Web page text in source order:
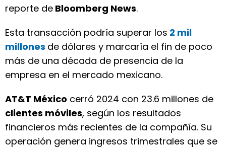
reporte de Bloomberg News.
Esta transacción podría superar los 2 mil
millones de dólares y marcaría el fin de poco
más de una década de presencia de la
empresa en el mercado mexicano.
AT&T México cerró 2024 con 23.6 millones de
clientes móviles, según los resultados
financieros más recientes de la compañía. Su
operación genera ingresos trimestrales que se